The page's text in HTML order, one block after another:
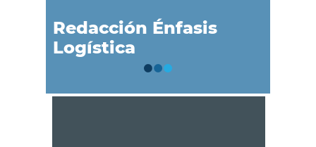
Redacción Énfasis
Logística